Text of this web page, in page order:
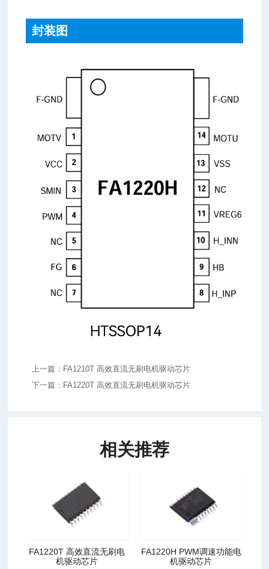
封装图
上一篇：FA1210T 高效直流无刷电机驱动芯片
下一篇：FA1220T 高效直流无刷电机驱动芯片
相关推荐
FA1220T 高效直流无刷电
机驱动芯片
FA1220H PWM调速功能电
机驱动芯片